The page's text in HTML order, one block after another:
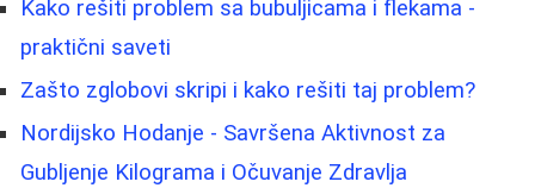
Kako rešiti problem sa bubuljicama i flekama -
praktični saveti
Zašto zglobovi skripi i kako rešiti taj problem?
Nordijsko Hodanje - Savršena Aktivnost za
Gubljenje Kilograma i Očuvanje Zdravlja